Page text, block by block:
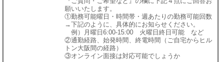
願いいたします。
①勤務可能曜日・時間帯・週あたりの勤務可能回数
→下記のように、具体的にお知らせください。
例）月曜日6:00-15:00 火曜日終日可能 など
②通勤経路、始発時間、終電時間（ご自宅からヒル
トン大阪間の経路）
③オンライン面接は対応可能でしょうか